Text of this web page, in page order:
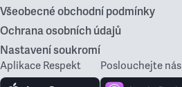
Všeobecné obchodní podmínky
Ochrana osobních údajů
Nastavení soukromí
Aplikace Respekt Poslouchejte nás